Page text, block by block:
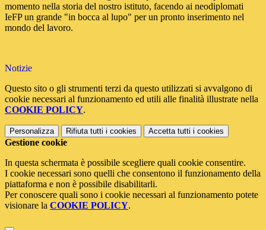
momento nella storia del nostro istituto, facendo ai neodiplomati
IeFP un grande "in bocca al lupo" per un pronto inserimento nel
mondo del lavoro.
Notizie
Questo sito o gli strumenti terzi da questo utilizzati si avvalgono di
cookie necessari al funzionamento ed utili alle finalità illustrate nella
COOKIE POLICY.
Personalizza Rifiuta tutti i cookies Accetta tutti i cookies
Gestione cookie
In questa schermata è possibile scegliere quali cookie consentire.
I cookie necessari sono quelli che consentono il funzionamento della
piattaforma e non è possibile disabilitarli.
Per conoscere quali sono i cookie necessari al funzionamento potete
visionare la COOKIE POLICY.